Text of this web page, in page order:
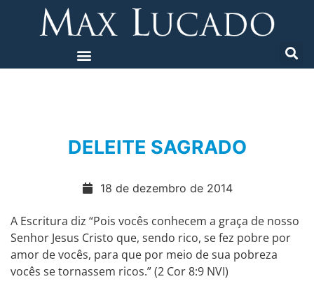
DELEITE SAGRADO
18 de dezembro de 2014
A Escritura diz “Pois vocês conhecem a graça de nosso
Senhor Jesus Cristo que, sendo rico, se fez pobre por
amor de vocês, para que por meio de sua pobreza
vocês se tornassem ricos.” (2 Cor 8:9 NVI)